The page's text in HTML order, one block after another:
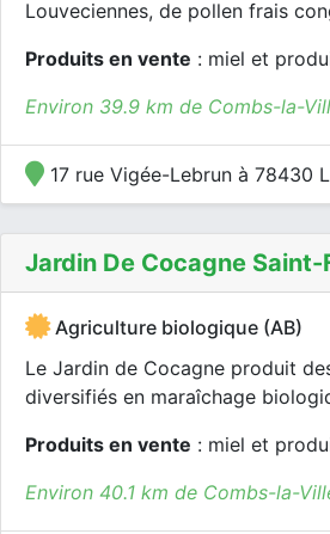
Louveciennes, de pollen frais
Produits en vente : miel et
Environ 39.9 km de Combs-la-
17 rue Vigée-Lebrun à 78430
Jardin De Cocagne Saint-
Agriculture biologique (AB)
Le Jardin de Cocagne produit
diversifiés en maraîchage
Produits en vente : miel et
Environ 40.1 km de Combs-la-